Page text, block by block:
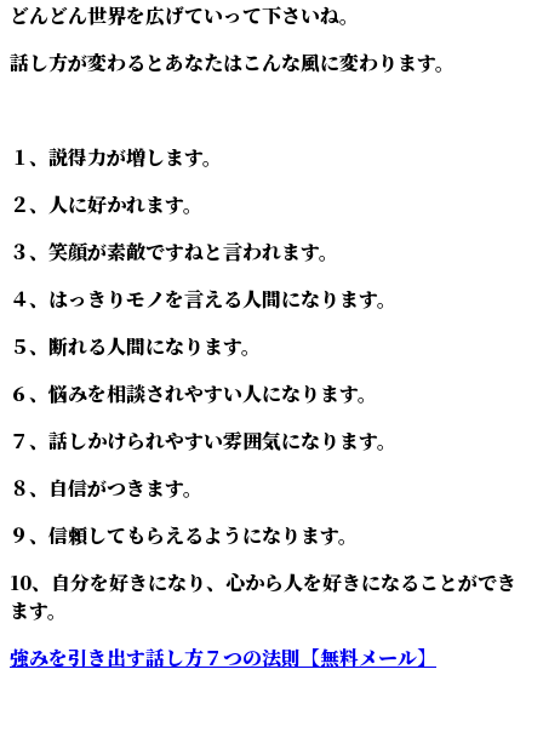
どんどん世界を広げていって下さいね。
話し方が変わるとあなたはこんな風に変わります。
１、説得力が増します。
２、人に好かれます。
３、笑顔が素敵ですねと言われます。
４、はっきりモノを言える人間になります。
５、断れる人間になります。
６、悩みを相談されやすい人になります。
７、話しかけられやすい雰囲気になります。
８、自信がつきます。
９、信頼してもらえるようになります。
10、自分を好きになり、心から人を好きになることができ
ます。
強みを引き出す話し方７つの法則【無料メール】